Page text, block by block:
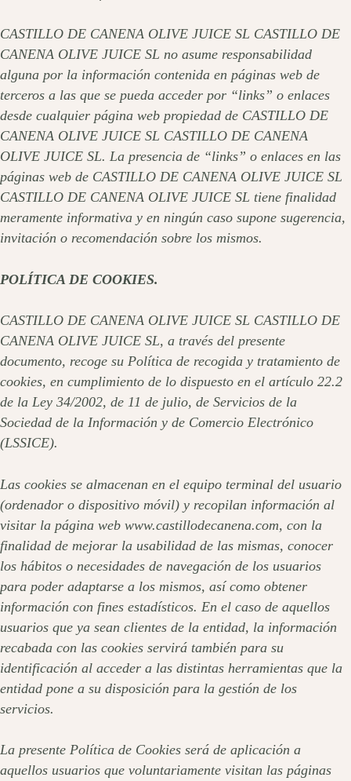
CASTILLO DE CANENA OLIVE JUICE SL CASTILLO DE
CANENA OLIVE JUICE SL no asume responsabilidad
alguna por la información contenida en páginas web de
terceros a las que se pueda acceder por “links” o enlaces
desde cualquier página web propiedad de CASTILLO DE
CANENA OLIVE JUICE SL CASTILLO DE CANENA
OLIVE JUICE SL. La presencia de “links” o enlaces en las
páginas web de CASTILLO DE CANENA OLIVE JUICE SL
CASTILLO DE CANENA OLIVE JUICE SL tiene finalidad
meramente informativa y en ningún caso supone sugerencia,
invitación o recomendación sobre los mismos.
POLÍTICA DE COOKIES.
CASTILLO DE CANENA OLIVE JUICE SL CASTILLO DE
CANENA OLIVE JUICE SL, a través del presente
documento, recoge su Política de recogida y tratamiento de
cookies, en cumplimiento de lo dispuesto en el artículo 22.2
de la Ley 34/2002, de 11 de julio, de Servicios de la
Sociedad de la Información y de Comercio Electrónico
(LSSICE).
Las cookies se almacenan en el equipo terminal del usuario
(ordenador o dispositivo móvil) y recopilan información al
visitar la página web www.castillodecanena.com, con la
finalidad de mejorar la usabilidad de las mismas, conocer
los hábitos o necesidades de navegación de los usuarios
para poder adaptarse a los mismos, así como obtener
información con fines estadísticos. En el caso de aquellos
usuarios que ya sean clientes de la entidad, la información
recabada con las cookies servirá también para su
identificación al acceder a las distintas herramientas que la
entidad pone a su disposición para la gestión de los
servicios.
La presente Política de Cookies será de aplicación a
aquellos usuarios que voluntariamente visitan las páginas